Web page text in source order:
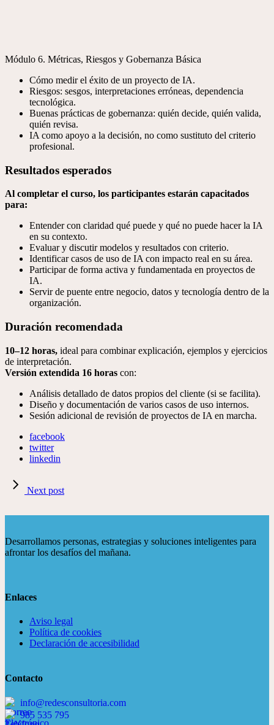
Módulo 6. Métricas, Riesgos y Gobernanza Básica
Cómo medir el éxito de un proyecto de IA.
Riesgos: sesgos, interpretaciones erróneas, dependencia
tecnológica.
Buenas prácticas de gobernanza: quién decide, quién valida,
quién revisa.
IA como apoyo a la decisión, no como sustituto del criterio
profesional.
Resultados esperados
Al completar el curso, los participantes estarán capacitados
para:
Entender con claridad qué puede y qué no puede hacer la IA
en su contexto.
Evaluar y discutir modelos y resultados con criterio.
Identificar casos de uso de IA con impacto real en su área.
Participar de forma activa y fundamentada en proyectos de
IA.
Servir de puente entre negocio, datos y tecnología dentro de la
organización.
Duración recomendada
10–12 horas, ideal para combinar explicación, ejemplos y ejercicios
de interpretación.
Versión extendida 16 horas con:
Análisis detallado de datos propios del cliente (si se facilita).
Diseño y documentación de varios casos de uso internos.
Sesión adicional de revisión de proyectos de IA en marcha.
facebook
twitter
linkedin
Next post
Desarrollamos personas, estrategias y soluciones inteligentes para
afrontar los desafíos del mañana.
Enlaces
Aviso legal
Política de cookies
Declaración de accesibilidad
Contacto
info@redesconsultoria.com
985 535 795